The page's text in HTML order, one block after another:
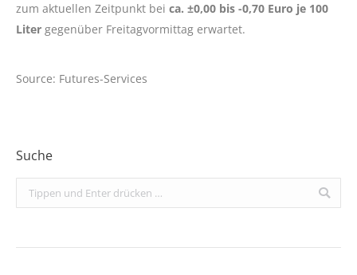
zum aktuellen Zeitpunkt bei ca. ±0,00 bis -0,70 Euro je 100
Liter gegenüber Freitagvormittag erwartet.
Source: Futures-Services
Suche
Search: